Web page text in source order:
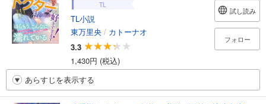
TL
TL小説
東万里央 / カトーナオ
3.3
1,430円 (税込)
試し読み
フォロー
あらすじを表示する